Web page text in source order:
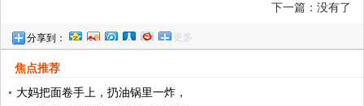
下一篇：没有了
分享到： 更多
焦点推荐
大妈把面卷手上，扔油锅里一炸，